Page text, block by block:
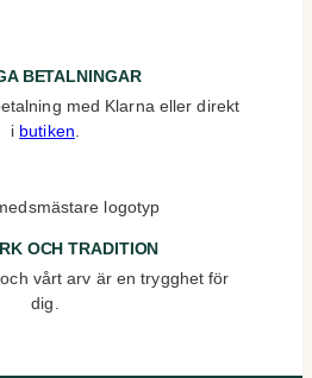
BETALNINGAR
med Klarna eller direkt
i butiken.
OCH TRADITION
och vårt arv är en trygghet för
dig.